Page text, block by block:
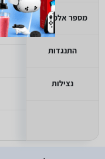
מספר אלמנטים
התנגדות
נצילות